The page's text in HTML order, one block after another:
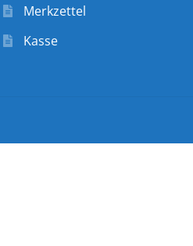
Merkzettel
Kasse